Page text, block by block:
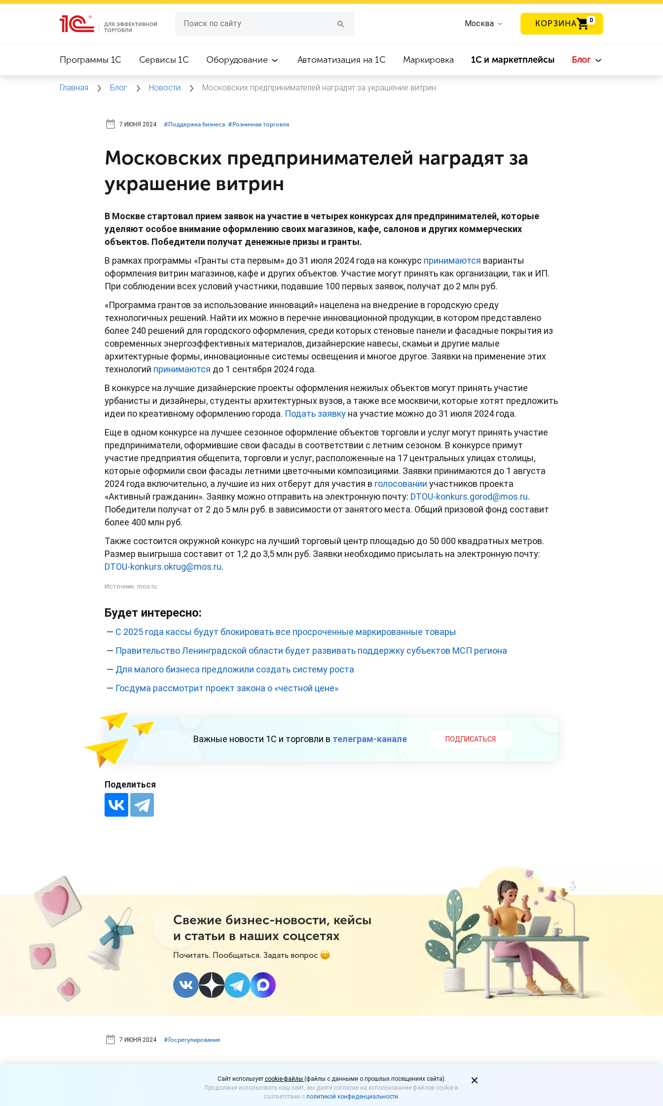
Москва КОРЗИНА 0
Программы 1C Сервисы 1C Оборудование Автоматизация на 1С Маркировка 1С и маркетплейсы Блог
Главная Блог Новости Московских предпринимателей наградят за украшение витрин
7 ИЮНЯ 2024 #⁣Поддержка бизнеса #⁣Розничная торговля
Московских предпринимателей наградят за
украшение витрин
В Москве стартовал прием заявок на участие в четырех конкурсах для предпринимателей, которые
уделяют особое внимание оформлению своих магазинов, кафе, салонов и других коммерческих
объектов. Победители получат денежные призы и гранты.
В рамках программы «Гранты ста первым» до 31 июля 2024 года на конкурс принимаются варианты
оформления витрин магазинов, кафе и других объектов. Участие могут принять как организации, так и ИП.
При соблюдении всех условий участники, подавшие 100 первых заявок, получат до 2 млн руб.
«Программа грантов за использование инноваций» нацелена на внедрение в городскую среду
технологичных решений. Найти их можно в перечне инновационной продукции, в котором представлено
более 240 решений для городского оформления, среди которых стеновые панели и фасадные покрытия из
современных энергоэффективных материалов, дизайнерские навесы, скамьи и другие малые
архитектурные формы, инновационные системы освещения и многое другое. Заявки на применение этих
технологий принимаются до 1 сентября 2024 года.
В конкурсе на лучшие дизайнерские проекты оформления нежилых объектов могут принять участие
урбанисты и дизайнеры, студенты архитектурных вузов, а также все москвичи, которые хотят предложить
идеи по креативному оформлению города. Подать заявку на участие можно до 31 июля 2024 года.
Еще в одном конкурсе на лучшее сезонное оформление объектов торговли и услуг могут принять участие
предприниматели, оформившие свои фасады в соответствии с летним сезоном. В конкурсе примут
участие предприятия общепита, торговли и услуг, расположенные на 17 центральных улицах столицы,
которые оформили свои фасады летними цветочными композициями. Заявки принимаются до 1 августа
2024 года включительно, а лучшие из них отберут для участия в голосовании участников проекта
«Активный гражданин». Заявку можно отправить на электронную почту: DTOU-konkurs.gorod@mos.ru.
Победители получат от 2 до 5 млн руб. в зависимости от занятого места. Общий призовой фонд составит
более 400 млн руб.
Также состоится окружной конкурс на лучший торговый центр площадью до 50 000 квадратных метров.
Размер выигрыша составит от 1,2 до 3,5 млн руб. Заявки необходимо присылать на электронную почту:
DTOU-konkurs.okrug@mos.ru.
Источник: mos.ru
Будет интересно:
— С 2025 года кассы будут блокировать все просроченные маркированные товары
— Правительство Ленинградской области будет развивать поддержку субъектов МСП региона
— Для малого бизнеса предложили создать систему роста
— Госдума рассмотрит проект закона о «честной цене»
Важные новости 1С и торговли в телеграм-канале ПОДПИСАТЬСЯ
Поделиться
Свежие бизнес-новости, кейсы
и статьи в наших соцсетях
Почитать. Пообщаться. Задать вопрос
7 ИЮНЯ 2024 #⁣Госрегулирование
Параллельный импорт продлят на 2025 год с
ограничениями
Cайт использует cookie-файлы (файлы с данными о прошлых посещениях сайта).
Продолжая использовать наш сайт, вы даете согласие на использование файлов cookie в
соответствии с политикой конфиденциальности.